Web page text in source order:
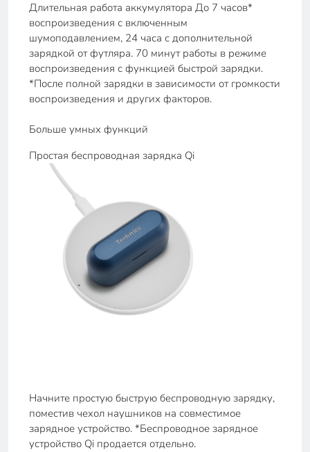
Длительная работа аккумулятора До 7 часов*
воспроизведения с включенным
шумоподавлением, 24 часа с дополнительной
зарядкой от футляра. 70 минут работы в режиме
воспроизведения с функцией быстрой зарядки.
*После полной зарядки в зависимости от громкости
воспроизведения и других факторов.
Больше умных функций
Простая беспроводная зарядка Qi
Начните простую быструю беспроводную зарядку,
поместив чехол наушников на совместимое
зарядное устройство. *Беспроводное зарядное
устройство Qi продается отдельно.